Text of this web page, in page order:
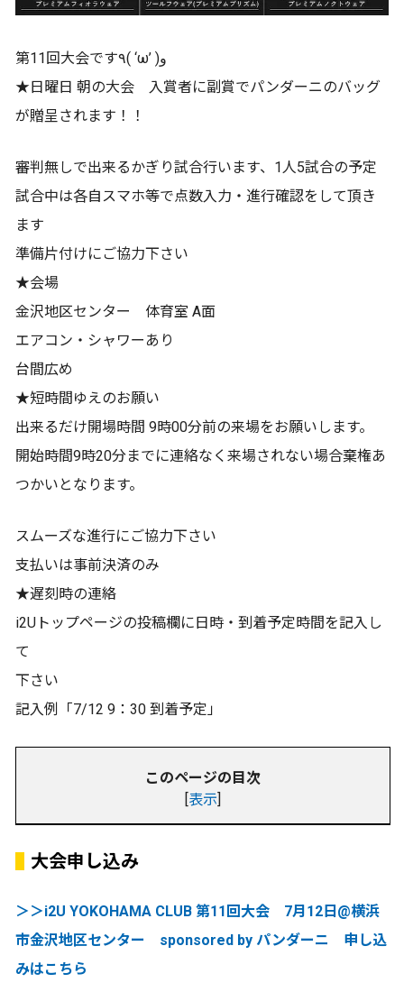
第11回大会です٩( ‘ω’ )و
★日曜日 朝の大会 入賞者に副賞でパンダーニのバッグ
が贈呈されます！！
審判無しで出来るかぎり試合行います、1人5試合の予定
試合中は各自スマホ等で点数入力・進行確認をして頂き
ます
準備片付けにご協力下さい
★会場
金沢地区センター 体育室 A面
エアコン・シャワーあり
台間広め
★短時間ゆえのお願い
出来るだけ開場時間 9時00分前の来場をお願いします。
開始時間9時20分までに連絡なく来場されない場合棄権あ
つかいとなります。
スムーズな進行にご協力下さい
支払いは事前決済のみ
★遅刻時の連絡
i2Uトップページの投稿欄に日時・到着予定時間を記入し
て
下さい
記入例「7/12 9：30 到着予定」
このページの目次
[表示]
大会申し込み
＞＞i2U YOKOHAMA CLUB 第11回大会 7月12日@横浜
市金沢地区センター sponsored by パンダーニ 申し込
みはこちら